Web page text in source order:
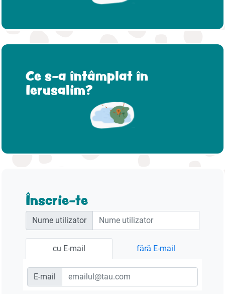
Ce s-a întâmplat în
Ierusalim?
Înscrie-te
Nume utilizator
cu E-mail fără E-mail
E-mail